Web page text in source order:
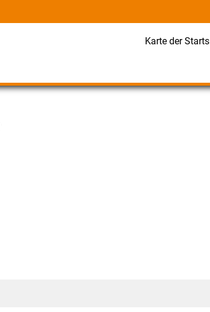
Karte der Starts